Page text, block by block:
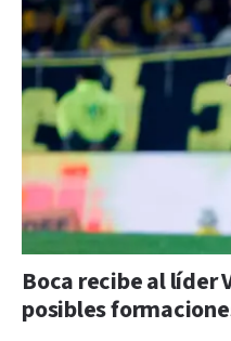
Boca recibe al líder
posibles